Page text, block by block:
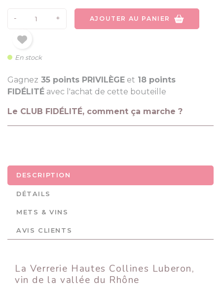
- + AJOUTER AU PANIER
En stock
Gagnez 35 points PRIVILÈGE et 18 points
FIDÉLITÉ avec l'achat de cette bouteille
Le CLUB FIDÉLITÉ, comment ça marche ?
DESCRIPTION
DÉTAILS
METS & VINS
AVIS CLIENTS
La Verrerie Hautes Collines Luberon,
vin de la vallée du Rhône